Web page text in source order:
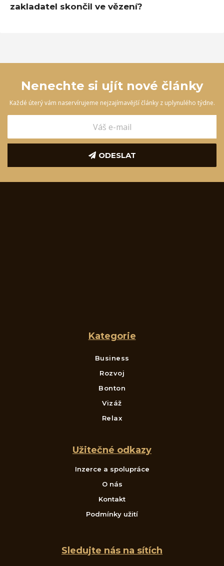
zakladatel skončil ve vězení?
Nenechte si ujít nové články
Každé úterý vám naservírujeme nejzajímavější články z uplynulého týdne.
ODESLAT
Kategorie
Business
Rozvoj
Bonton
Vizáž
Relax
Užitečné odkazy
Inzerce a spolupráce
O nás
Kontakt
Podmínky užití
Sledujte nás na sítích